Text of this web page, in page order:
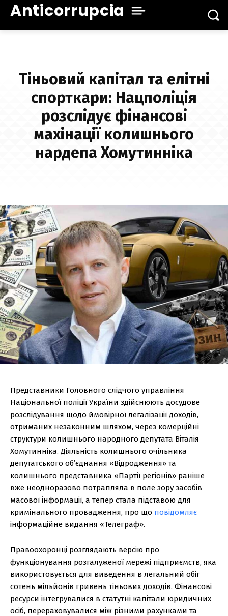
Anticorrupcia
Тіньовий капітал та елітні
спорткари: Нацполіція
розслідує фінансові
махінації колишнього
нардепа Хомутинніка
Представники Головного слідчого управління
Національної поліції України здійснюють досудове
розслідування щодо ймовірної легалізації доходів,
отриманих незаконним шляхом, через комерційні
структури колишнього народного депутата Віталія
Хомутинніка. Діяльність колишнього очільника
депутатського об’єднання «Відродження» та
колишнього представника «Партії регіонів» раніше
вже неодноразово потрапляла в поле зору засобів
масової інформації, а тепер стала підставою для
кримінального провадження, про що повідомляє
інформаційне видання «Телеграф».
Правоохоронці розглядають версію про
функціонування розгалуженої мережі підприємств, яка
використовується для виведення в легальний обіг
сотень мільйонів гривень тіньових доходів. Фінансові
ресурси інтегрувалися в статутні капітали юридичних
осіб, перераховувалися між різними рахунками та